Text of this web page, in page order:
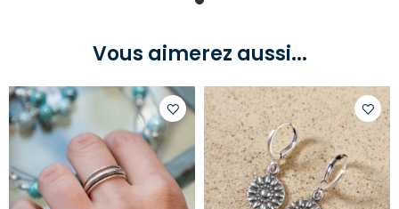
Vous aimerez aussi...
Ajouter
à
votre
liste
à
votre
liste